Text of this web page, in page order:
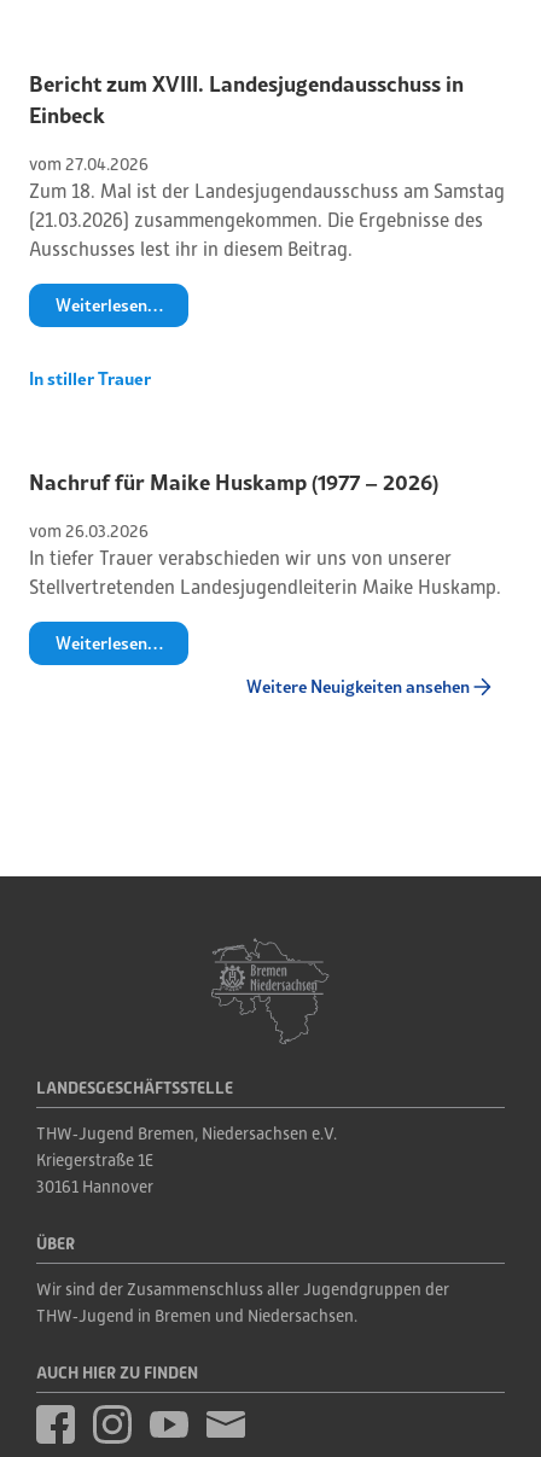
Bericht zum XVIII. Landesjugendausschuss in
Einbeck
vom 27.04.2026
Zum 18. Mal ist der Landesjugendausschuss am Samstag
(21.03.2026) zusammengekommen. Die Ergebnisse des
Ausschusses lest ihr in diesem Beitrag.
Weiterlesen…
In stiller Trauer
Nachruf für Maike Huskamp (1977 – 2026)
vom 26.03.2026
In tiefer Trauer verabschieden wir uns von unserer
Stellvertretenden Landesjugendleiterin Maike Huskamp.
Weiterlesen…
Weitere Neuigkeiten ansehen
LANDESGESCHÄFTSSTELLE
THW‑Jugend Bremen, Niedersachsen e.V.
Kriegerstraße 1E
30161 Hannover
ÜBER
Wir sind der Zusammenschluss aller Jugendgruppen der
THW‑Jugend in Bremen und Niedersachsen.
AUCH HIER ZU FINDEN